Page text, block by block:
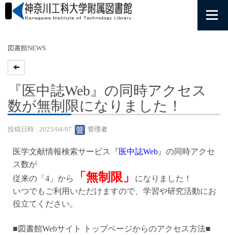
図書館NEWS
『医中誌Web』の同時アクセス
数が無制限になりました！
投稿日時 : 2025/04/07 管理者
医学文献情報検索サービス『医中誌Web 』の同時アクセ
ス数が
従来の「4」から
「無制限」
になりました！
いつでもご利用いただけますので、学習や研究活動にお
役立てください。
■図書館Webサイト トップページからのアクセス方法■